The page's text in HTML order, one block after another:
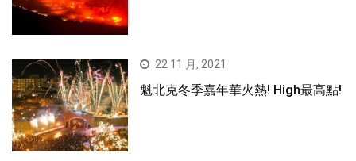
22 11 月, 2021
魁北克冬季嘉年華火熱! High最高點!